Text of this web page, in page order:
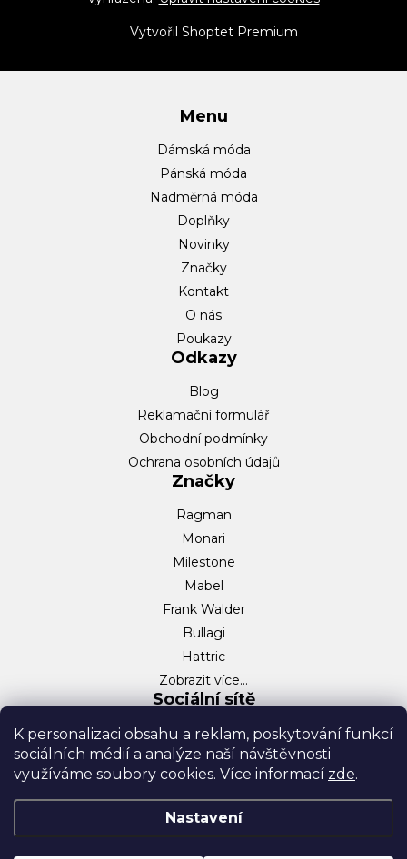
K personalizaci obsahu a reklam, poskytování funkcí
sociálních médií a analýze naší návštěvnosti
využíváme soubory cookies. Více informací zde.
Nastavení
í
Vytvořil Shoptet Premium
Menu
Dámská móda
Pánská móda
Nadměrná móda
Doplňky
Novinky
Značky
Kontakt
O nás
Poukazy
Odkazy
Blog
Reklamační formulář
Obchodní podmínky
Ochrana osobních údajů
Značky
Ragman
Monari
Milestone
Mabel
Frank Walder
Bullagi
Hattric
Zobrazit více…
Sociální sítě
Facebook
Instagram
TikTok